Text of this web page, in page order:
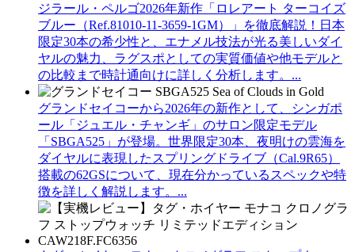
ジラール・ペルゴ2026年新作「ロレアート ターコイズ
ブルー（Ref.81010-11-3659-1GM）」を徹底解説！日本
限定30本の希少性と、エナメル技法が光る美しいダイ
ヤルの魅力、ラグスポとしての実質価値や他モデルと
の比較まで時計通向けに詳しく分析します。...
グランドセイコーから2026年の新作として、シンガポ
ール「ジュエル・チャンギ」のサロン限定モデル
「SBGA525」が登場。世界限定30本、夜明けの雲海を
ダイヤルに表現したスプリングドライブ（Cal.9R65）
搭載の62GSについて、現在分かっているスペックや特
徴を詳しく解説します。...